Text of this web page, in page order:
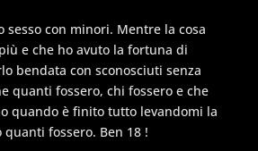
sesso con minori. Mentre la cosa
e che ho avuto la fortuna di
bendata con sconosciuti senza
quanti fossero, chi fossero e che
quando è finito tutto levandomi la
fossero. Ben 18 !